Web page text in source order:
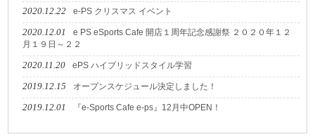
2020.12.22 e-PS クリスマス イベント
2020.12.01
e PS eSports Cafe 開店１周年記念感謝祭 ２０２０年１２
月１９日～２２
2020.11.20 ePS ハイブリッドスタイル学習
2019.12.15 オープンスケジュール決定しました！
2019.12.01 『e-Sports Cafe e-ps』12月中OPEN！